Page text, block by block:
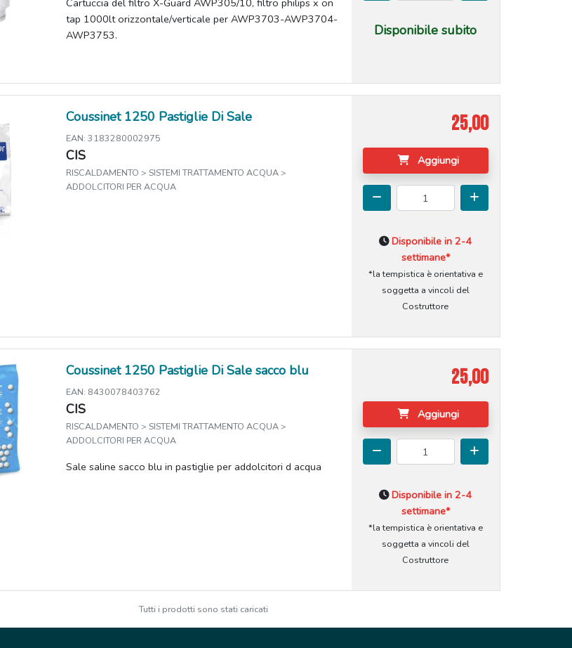
Cartuccia del filtro X-Guard AWP305/10, filtro philips x on
tap 1000lt orizzontale/verticale per AWP3703-AWP3704-
AWP3753.
Disponibile subito
Coussinet 1250 Pastiglie Di Sale
EAN: 3183280002975
CIS
RISCALDAMENTO > SISTEMI TRATTAMENTO ACQUA >
ADDOLCITORI PER ACQUA
25,00
Aggiungi
Disponibile in 2-4
settimane*
*la tempistica è orientativa e
soggetta a vincoli del
Costruttore
Coussinet 1250 Pastiglie Di Sale sacco blu
EAN: 8430078403762
CIS
RISCALDAMENTO > SISTEMI TRATTAMENTO ACQUA >
ADDOLCITORI PER ACQUA
Sale saline sacco blu in pastiglie per addolcitori d acqua
25,00
Aggiungi
Disponibile in 2-4
settimane*
*la tempistica è orientativa e
soggetta a vincoli del
Costruttore
Tutti i prodotti sono stati caricati